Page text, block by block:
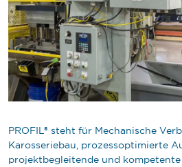
PROFIL® steht für Mechanische
Karosseriebau, prozessoptimierte
projektbegleitende und